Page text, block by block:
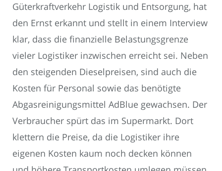
Güterkraftverkehr Logistik und Entsorgung, hat
den Ernst erkannt und stellt in einem Interview
klar, dass die finanzielle Belastungsgrenze
vieler Logistiker inzwischen erreicht sei. Neben
den steigenden Dieselpreisen, sind auch die
Kosten für Personal sowie das benötigte
Abgasreinigungsmittel AdBlue gewachsen. Der
Verbraucher spürt das im Supermarkt. Dort
klettern die Preise, da die Logistiker ihre
eigenen Kosten kaum noch decken können